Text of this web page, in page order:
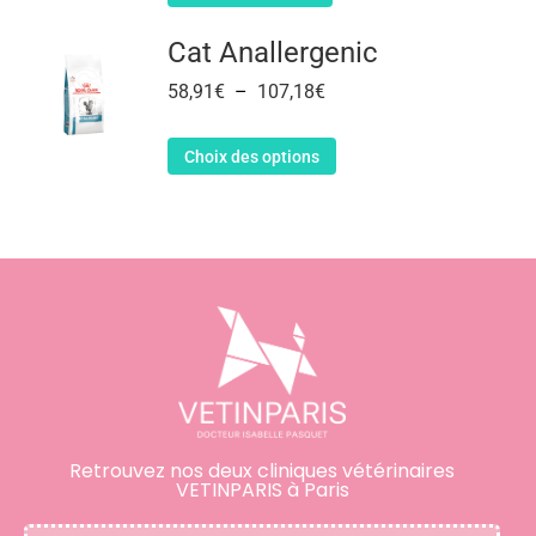
Cat Anallergenic
58,91€ – 107,18€
Choix des options
Retrouvez nos deux cliniques vétérinaires
VETINPARIS à Paris